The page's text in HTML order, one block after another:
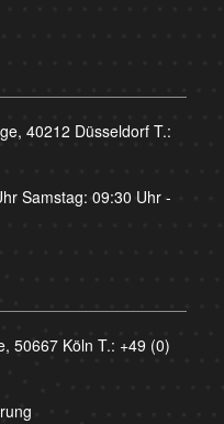
40212 Düsseldorf T.:
Samstag: 09:30 Uhr -
50667 Köln T.: +49 (0)